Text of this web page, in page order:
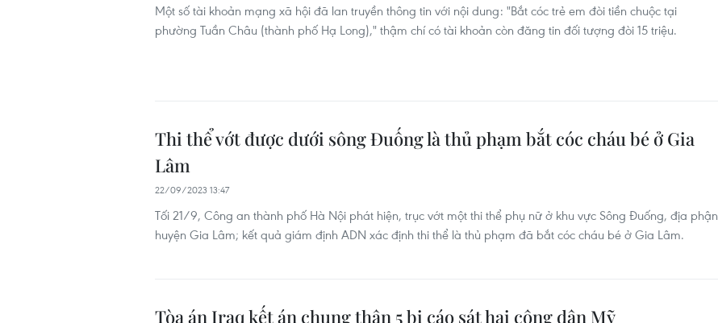
Một số tài khoản mạng xã hội đã lan truyền thông tin với nội dung: "Bắt cóc trẻ em đòi tiền chuộc tại
phường Tuần Châu (thành phố Hạ Long)," thậm chí có tài khoản còn đăng tin đối tượng đòi 15 triệu.
Thi thể vớt được dưới sông Đuống là thủ phạm bắt cóc cháu bé ở Gia
Lâm
22/09/2023 13:47
Tối 21/9, Công an thành phố Hà Nội phát hiện, trục vớt một thi thể phụ nữ ở khu vực Sông Đuống, địa phận
huyện Gia Lâm; kết quả giám định ADN xác định thi thể là thủ phạm đã bắt cóc cháu bé ở Gia Lâm.
Tòa án Iraq kết án chung thân 5 bị cáo sát hại công dân Mỹ